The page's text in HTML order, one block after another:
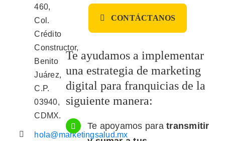
460,
Col.
Crédito
Constructor,
Benito
Juárez,
C.P.
03940,
CDMX.
hola@marketingsalud.mx
CONTÁCTANOS
Te ayudamosa implementar
una estrategia de marketing
digital para franquicias de la
siguiente manera:
Te apoyamos paratransmitir